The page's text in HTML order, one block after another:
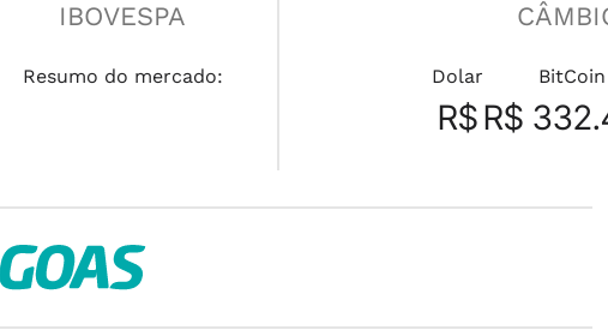
IBOVESPA
Resumo do mercado: Dolar
R$
BitCoin
R$